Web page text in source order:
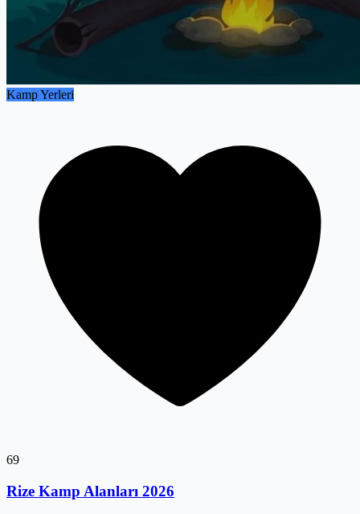
Kamp Yerleri
69
Rize Kamp Alanları 2026